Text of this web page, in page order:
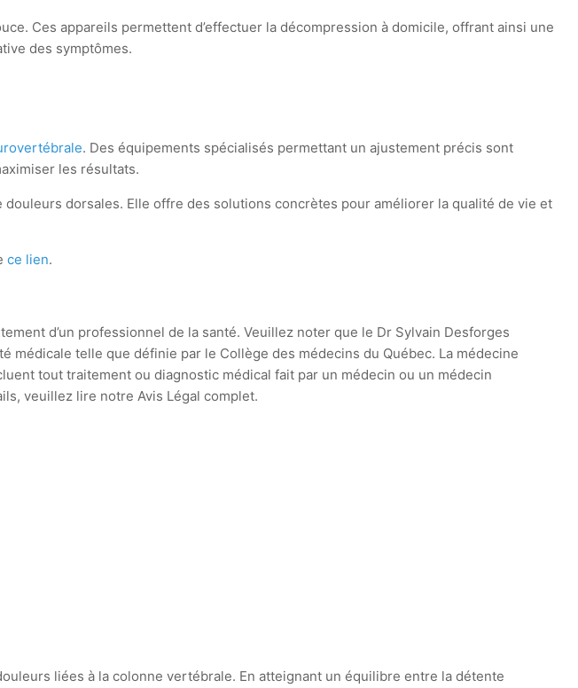
Ces appareils permettent d’effectuer la décompression à domicile, offrant ainsi une
des symptômes.
. Des équipements spécialisés permettant un ajustement précis sont
les résultats.
dorsales. Elle offre des solutions concrètes pour améliorer la qualité de vie et
ce lien.
d’un professionnel de la santé. Veuillez noter que le Dr Sylvain Desforges
médicale telle que définie par le Collège des médecins du Québec. La médecine
tout traitement ou diagnostic médical fait par un médecin ou un médecin
veuillez lire notre Avis Légal complet.
liées à la colonne vertébrale. En atteignant un équilibre entre la détente